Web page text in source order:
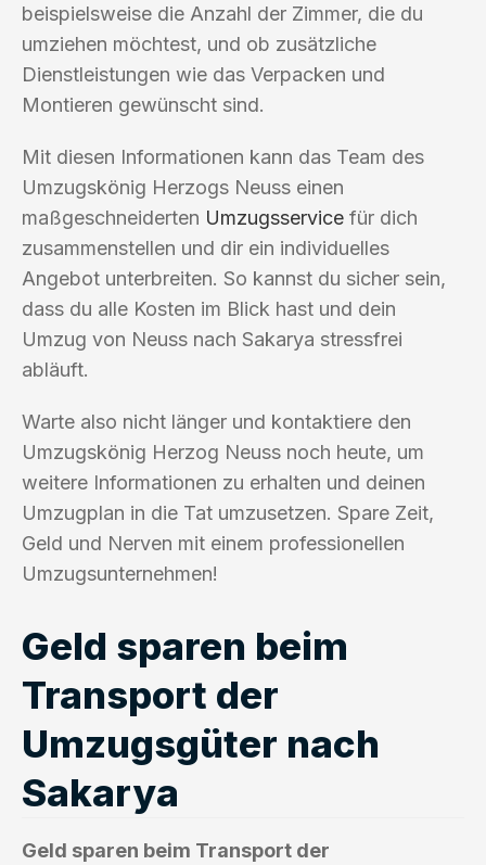
beispielsweise die Anzahl der Zimmer, die du
umziehen möchtest, und ob zusätzliche
Dienstleistungen wie das Verpacken und
Montieren gewünscht sind.
Mit diesen Informationen kann das Team des
Umzugskönig Herzogs Neuss einen
maßgeschneiderten Umzugsservice für dich
zusammenstellen und dir ein individuelles
Angebot unterbreiten. So kannst du sicher sein,
dass du alle Kosten im Blick hast und dein
Umzug von Neuss nach Sakarya stressfrei
abläuft.
Warte also nicht länger und kontaktiere den
Umzugskönig Herzog Neuss noch heute, um
weitere Informationen zu erhalten und deinen
Umzugplan in die Tat umzusetzen. Spare Zeit,
Geld und Nerven mit einem professionellen
Umzugsunternehmen!
Geld sparen beim
Transport der
Umzugsgüter nach
Sakarya
Geld sparen beim Transport der